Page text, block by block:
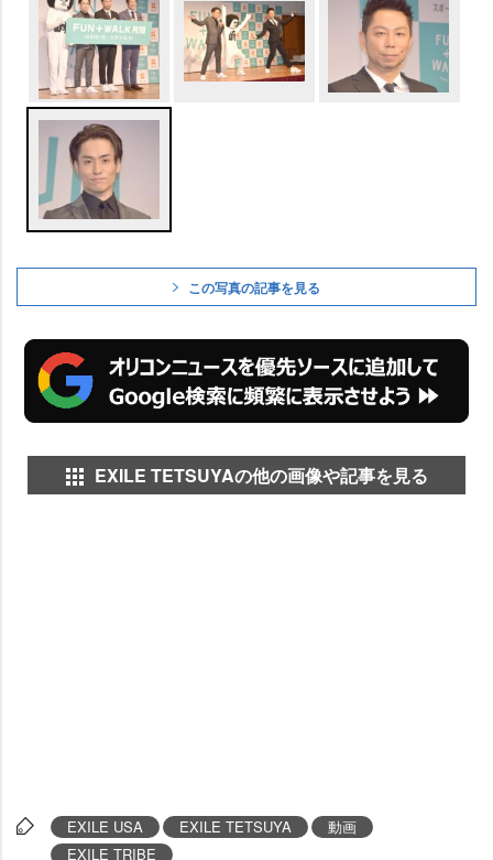
この写真の記事を見る
EXILE TETSUYAの他の画像や記事を見る
EXILE USA EXILE TETSUYA
動画
EXILE TRIBE